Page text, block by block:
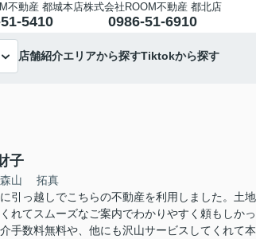
不動産 都城本店
5410
株式会社ROOM不動産 都北店
0986-51-6910
店舗紹介エリアから探すTiktokから探す
子
森山 拓真
引っ越しでこちらの不動産を利用しました。土
れてスムーズなご案内でわかりやすく頼もしか
手数料無料や、他にも沢山サービスしてくれて